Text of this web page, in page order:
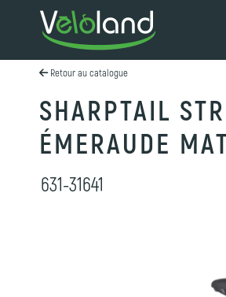
Retour au catalogue
SHARPTAIL
ÉMERAUDE
631-31641